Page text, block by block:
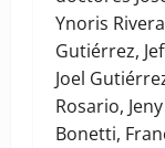
Ynoris
Gutiérrez,
Joel
Rosario,
Bonetti,